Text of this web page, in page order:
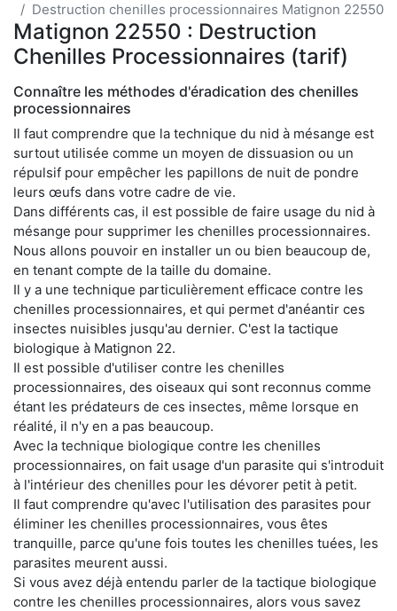
Destruction chenilles processionnaires Matignon 22550
Matignon 22550 : Destruction
Chenilles Processionnaires (tarif)
Connaître les méthodes d'éradication des chenilles
processionnaires
Il faut comprendre que la technique du nid à mésange est
surtout utilisée comme un moyen de dissuasion ou un
répulsif pour empêcher les papillons de nuit de pondre
leurs œufs dans votre cadre de vie.
Dans différents cas, il est possible de faire usage du nid à
mésange pour supprimer les chenilles processionnaires.
Nous allons pouvoir en installer un ou bien beaucoup de,
en tenant compte de la taille du domaine.
Il y a une technique particulièrement efficace contre les
chenilles processionnaires, et qui permet d'anéantir ces
insectes nuisibles jusqu'au dernier. C'est la tactique
biologique à Matignon 22.
Il est possible d'utiliser contre les chenilles
processionnaires, des oiseaux qui sont reconnus comme
étant les prédateurs de ces insectes, même lorsque en
réalité, il n'y en a pas beaucoup.
Avec la technique biologique contre les chenilles
processionnaires, on fait usage d'un parasite qui s'introduit
à l'intérieur des chenilles pour les dévorer petit à petit.
Il faut comprendre qu'avec l'utilisation des parasites pour
éliminer les chenilles processionnaires, vous êtes
tranquille, parce qu'une fois toutes les chenilles tuées, les
parasites meurent aussi.
Si vous avez déjà entendu parler de la tactique biologique
contre les chenilles processionnaires, alors vous savez